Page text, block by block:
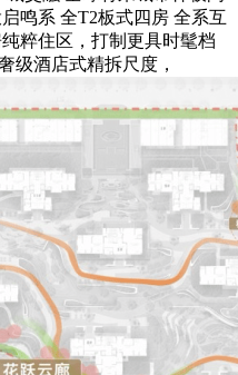
鸣系 全T2板式四房 全系互
粹住区，打制更具时髦档
级酒店式精拆尺度，